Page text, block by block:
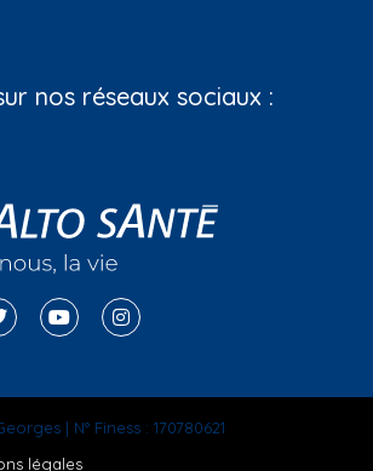
nos réseaux sociaux :
| N° Finess : 170780621
légales